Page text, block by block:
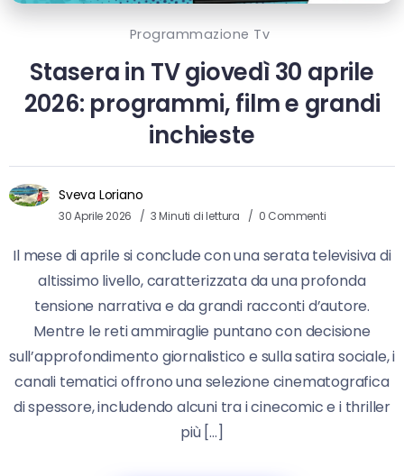
Programmazione Tv
Stasera in TV giovedì 30 aprile
2026: programmi, film e grandi
inchieste
Sveva Loriano
30 Aprile 2026 3 Minuti di lettura 0 Commenti
Il mese di aprile si conclude con una serata televisiva di
altissimo livello, caratterizzata da una profonda
tensione narrativa e da grandi racconti d’autore.
Mentre le reti ammiraglie puntano con decisione
sull’approfondimento giornalistico e sulla satira sociale, i
canali tematici offrono una selezione cinematografica
di spessore, includendo alcuni tra i cinecomic e i thriller
più […]